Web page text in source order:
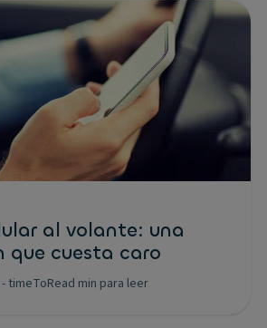
al volante: una
que cuesta caro
- timeToRead min para leer